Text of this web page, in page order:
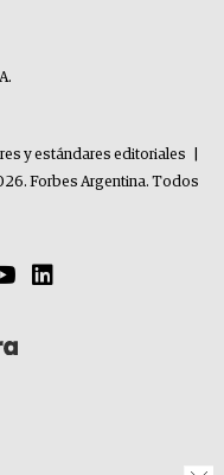
y estándares editoriales
Forbes Argentina. Todos